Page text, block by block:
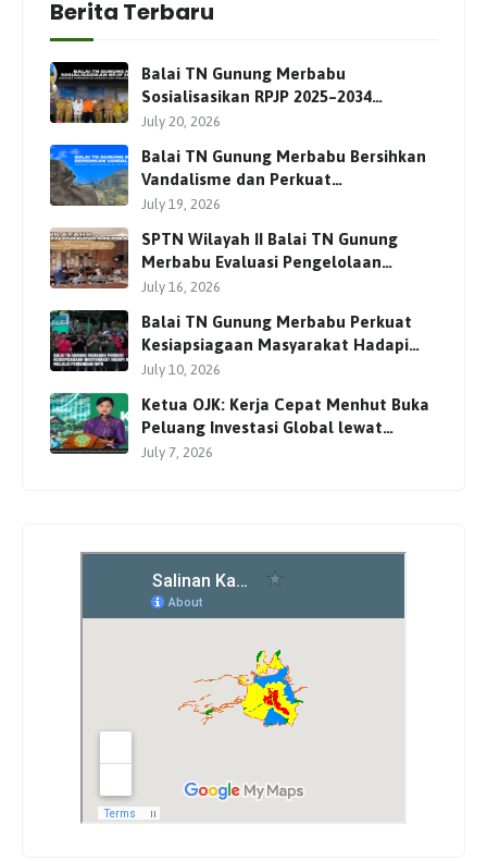
Berita Terbaru
Balai TN Gunung Merbabu
Sosialisasikan RPJP 2025–2034
Bersama Para Pemangku
July 20, 2026
Balai TN Gunung Merbabu Bersihkan
Vandalisme dan Perkuat
Pengamanan Jalur Pendakian
July 19, 2026
SPTN Wilayah II Balai TN Gunung
Merbabu Evaluasi Pengelolaan
Wisata Pendakian Bersama Mitra
July 16, 2026
Balai TN Gunung Merbabu Perkuat
Kesiapsiagaan Masyarakat Hadapi
Karhutla Melalui Pembinaan MPA
July 10, 2026
Ketua OJK: Kerja Cepat Menhut Buka
Peluang Investasi Global lewat
Perdagangan Karbon
July 7, 2026